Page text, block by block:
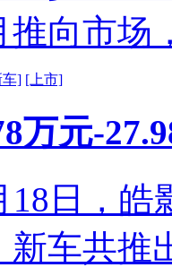
推向市场
车] [上市]
万元-
18日，皓
新车共推